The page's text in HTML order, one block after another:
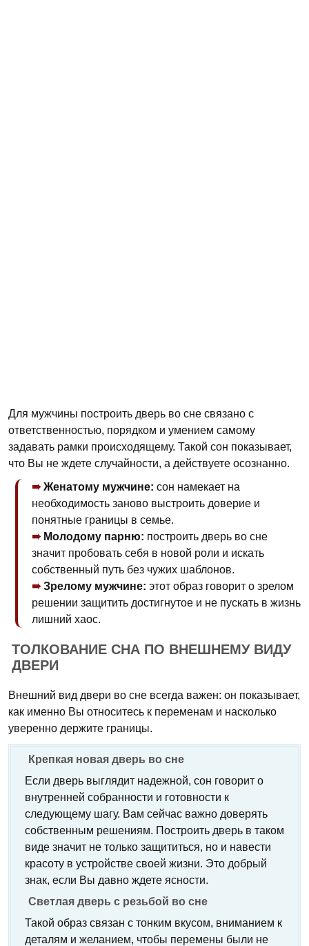
Для мужчины построить дверь во сне связано с
ответственностью, порядком и умением самому
задавать рамки происходящему. Такой сон показывает,
что Вы не ждете случайности, а действуете осознанно.
Женатому мужчине: сон намекает на
необходимость заново выстроить доверие и
понятные границы в семье.
Молодому парню: построить дверь во сне
значит пробовать себя в новой роли и искать
собственный путь без чужих шаблонов.
Зрелому мужчине: этот образ говорит о зрелом
решении защитить достигнутое и не пускать в жизнь
лишний хаос.
ТОЛКОВАНИЕ СНА ПО ВНЕШНЕМУ ВИДУ
ДВЕРИ
Внешний вид двери во сне всегда важен: он показывает,
как именно Вы относитесь к переменам и насколько
уверенно держите границы.
Крепкая новая дверь во сне
Если дверь выглядит надежной, сон говорит о
внутренней собранности и готовности к
следующему шагу. Вам сейчас важно доверять
собственным решениям. Построить дверь в таком
виде значит не только защититься, но и навести
красоту в устройстве своей жизни. Это добрый
знак, если Вы давно ждете ясности.
Светлая дверь с резьбой во сне
Такой образ связан с тонким вкусом, вниманием к
деталям и желанием, чтобы перемены были не